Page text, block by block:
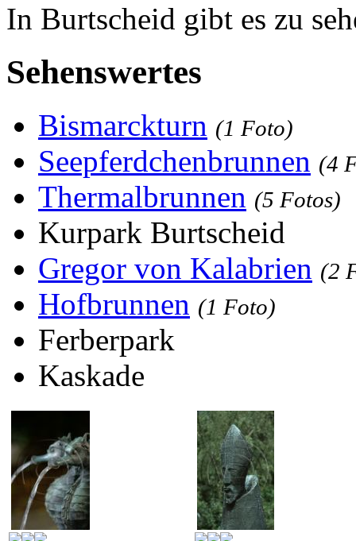
In Burtscheid gibt es zu
Sehenswertes
Bismarckturn (1 Foto)
Seepferdchenbrunnen (4
Thermalbrunnen (5 Fotos)
Kurpark Burtscheid
Gregor von Kalabrien (2
Hofbrunnen (1 Foto)
Ferberpark
Kaskade